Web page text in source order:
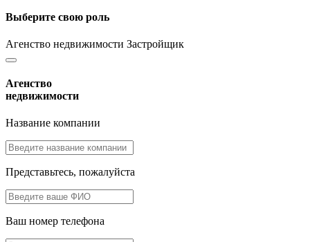
Выберите свою роль
Агенство недвижимости Застройщик
Агенство
недвижимости
Название компании
Представьтесь, пожалуйста
Ваш номер телефона